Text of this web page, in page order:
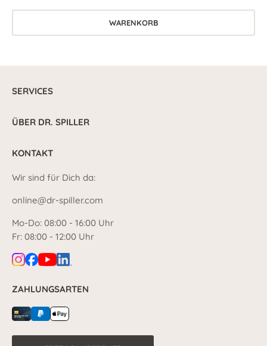
WARENKORB
SERVICES
ÜBER DR. SPILLER
KONTAKT
Wir sind für Dich da:
online@dr-spiller.com
Mo-Do: 08:00 - 16:00 Uhr
Fr: 08:00 - 12:00 Uhr
ZAHLUNGSARTEN